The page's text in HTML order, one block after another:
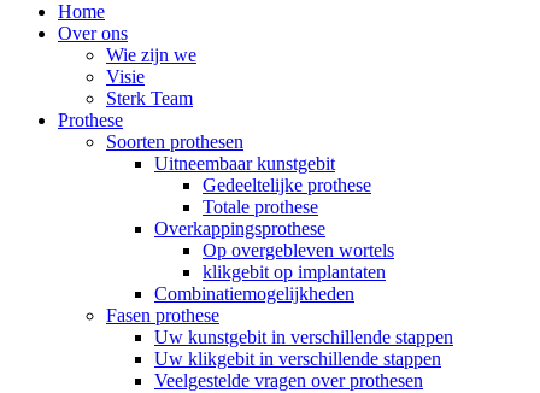
Home
Over ons
Wie zijn we
Visie
Sterk Team
Prothese
Soorten prothesen
Uitneembaar kunstgebit
Gedeeltelijke prothese
Totale prothese
Overkappingsprothese
Op overgebleven wortels
klikgebit op implantaten
Combinatiemogelijkheden
Fasen prothese
Uw kunstgebit in verschillende stappen
Uw klikgebit in verschillende stappen
Veelgestelde vragen over prothesen